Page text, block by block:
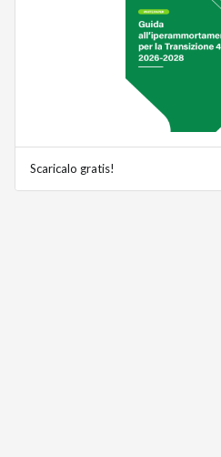
Scaricalo gratis!